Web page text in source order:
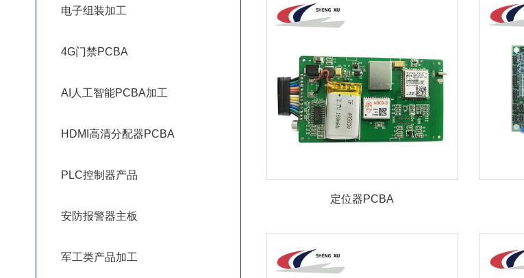
电子组装加工
4G门禁PCBA
AI人工智能PCBA加工
HDMI高清分配器PCBA
PLC控制器产品
安防报警器主板
军工类产品加工
定位器PCBA